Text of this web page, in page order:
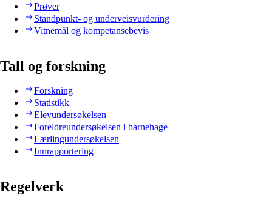
Prøver
Standpunkt- og underveisvurdering
Vitnemål og kompetansebevis
Tall og forskning
Forskning
Statistikk
Elevundersøkelsen
Foreldreundersøkelsen i barnehage
Lærlingundersøkelsen
Innrapportering
Regelverk